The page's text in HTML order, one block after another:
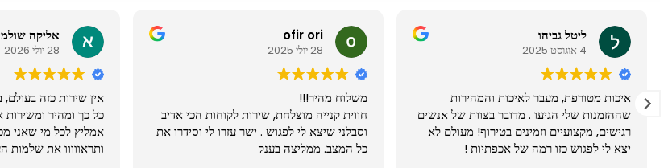
אליקה
28 יולי 2026
אין שירות כזה
כל כך ומהיר
אמליץ לכל מי שאני
ותראווווו את שלמות
ofir ori
28 יולי 2025
משלוח מהיר!!!
חווית קנייה מוצלחת, שירות לקוחות הכי אדיב
וסבלני שיצא לי לפגוש . ישר עזרו לי וסידרו את
כל המצב. ממליצה בענק
ליטל גביהו
4 אוגוסט 2025
איכות מטורפת, מעבר לאיכות והמהירות
שההזמנות שלי הגיעו . מדובר בצוות של אנשים
רגישים, מקצועיים וזמינים בטירוף! מעולם לא
יצא לי לפגוש כזו רמה של אכפתיות !